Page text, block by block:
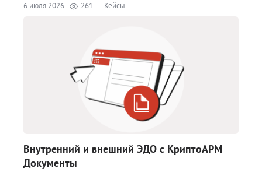
6 июля 2026 261 · Кейсы
Внутренний и внешний ЭДО с КриптоАРМ
Документы